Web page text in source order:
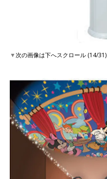
▼次の画像は下へスクロール (14/31)